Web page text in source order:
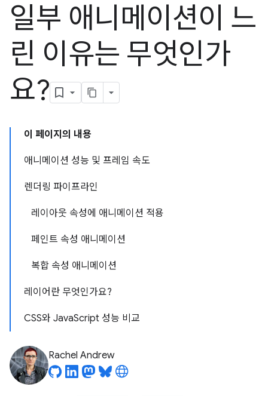
일부 애니메이션이 느
린 이유는 무엇인가
요?
이 페이지의 내용
애니메이션 성능 및 프레임 속도
렌더링 파이프라인
레이아웃 속성에 애니메이션 적용
페인트 속성 애니메이션
복합 속성 애니메이션
레이어란 무엇인가요?
CSS와 JavaScript 성능 비교
Rachel Andrew